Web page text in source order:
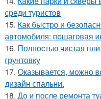
среди туристов
15. Как быстро и
автомобиля: пошаговая
16. Полностью чистая
грунтовку
17. Оказывается, можно
дизайн спальни.
18. До и после ремонта